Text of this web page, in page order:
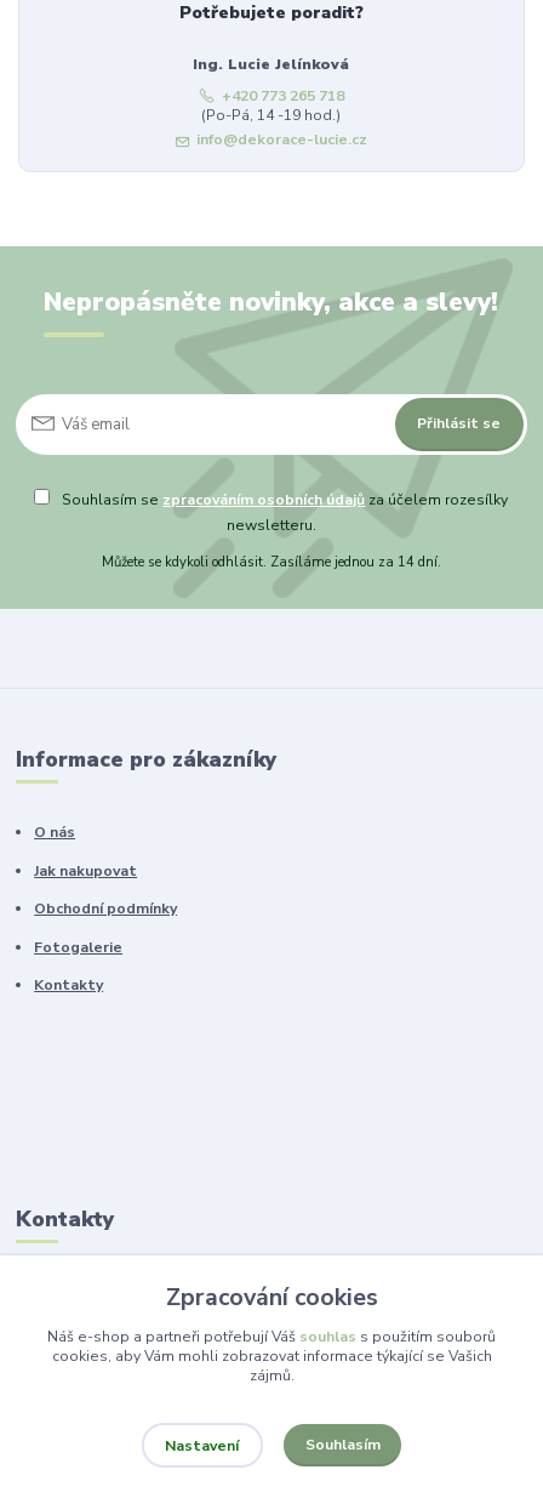
Potřebujete poradit?
Ing. Lucie Jelínková
+420 773 265 718
(Po-Pá, 14 -19 hod.)
info@dekorace-lucie.cz
Nepropásněte novinky, akce a slevy!
Přihlásit se
Souhlasím se zpracováním osobních údajů za účelem rozesílky
newsletteru.
Můžete se kdykoli odhlásit. Zasíláme jednou za 14 dní.
Informace pro zákazníky
O nás
Jak nakupovat
Obchodní podmínky
Fotogalerie
Kontakty
Kontakty
(Po-Pá, 14 -19 hod.)
Zpracování cookies
Náš e-shop a partneři potřebují Váš souhlas s použitím souborů
cookies, aby Vám mohli zobrazovat informace týkající se Vašich
zájmů.
Nastavení Souhlasím